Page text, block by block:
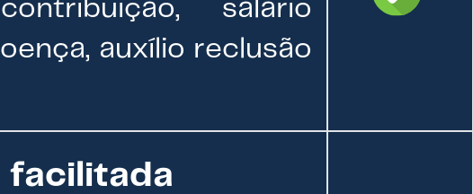
salário
auxílio reclusão
facilitada